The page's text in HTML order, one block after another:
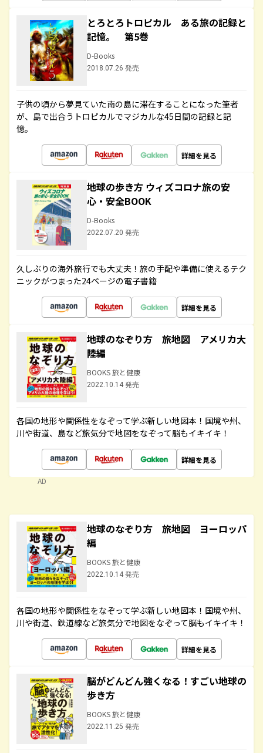
とろとろトロピカル ある旅の記録と
記憶。 第5巻
D-Books
2018.07.26 発売
子供の頃から夢見ていた南の島に滞在することになった筆者
が、島で出合うトロピカルでマジカルな45日間の記録と記
憶。
詳細を見る
地球の歩き方 ウィズコロナ旅の安
心・安全BOOK
D-Books
2022.07.20 発売
久しぶりの海外旅行でも大丈夫！旅の手配や準備に使えるテク
ニックがつまった24ページの電子書籍
詳細を見る
地球のなぞり方 旅地図 アメリカ大
陸編
BOOKS 旅と健康
2022.10.14 発売
各国の地形や関係性をなぞって学ぶ新しい地図本！国境や州、
川や街道、島など旅気分で地図をなぞって脳もイキイキ！
詳細を見る
AD
地球のなぞり方 旅地図 ヨーロッパ
編
BOOKS 旅と健康
2022.10.14 発売
各国の地形や関係性をなぞって学ぶ新しい地図本！国境や州、
川や街道、鉄道線など旅気分で地図をなぞって脳もイキイキ！
詳細を見る
脳がどんどん強くなる！すごい地球の
歩き方
BOOKS 旅と健康
2022.11.25 発売